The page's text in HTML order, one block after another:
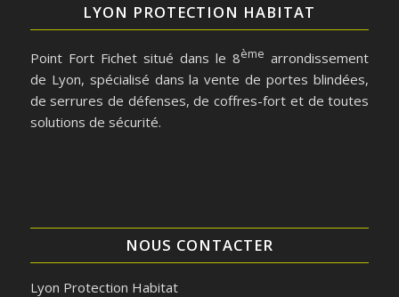
LYON PROTECTION HABITAT
Point Fort Fichet situé dans le 8ème arrondissement
de Lyon, spécialisé dans la vente de portes blindées,
de serrures de défenses, de coffres-fort et de toutes
solutions de sécurité.
NOUS CONTACTER
Lyon Protection Habitat